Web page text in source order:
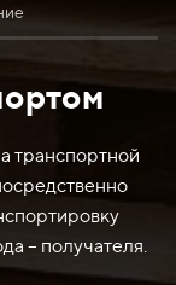
транспортной
– получателя.
02, 80-52-61
используется
них:
Нож
кожи,